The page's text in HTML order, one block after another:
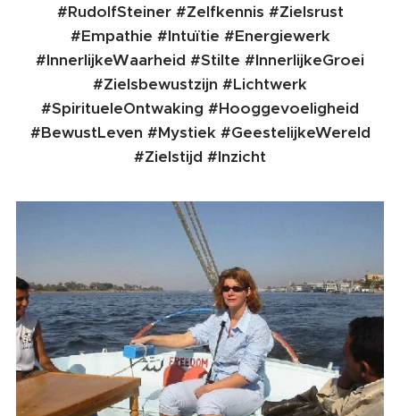
#RudolfSteiner #Zelfkennis #Zielsrust
#Empathie #Intuïtie #Energiewerk
#InnerlijkeWaarheid #Stilte #InnerlijkeGroei
#Zielsbewustzijn #Lichtwerk
#SpiritueleOntwaking #Hooggevoeligheid
#BewustLeven #Mystiek #GeestelijkeWereld
#Zielstijd #Inzicht